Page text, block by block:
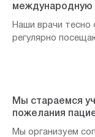
международную
Наши врачи тесно
регулярно
Мы стараемся
пожелания
Мы организуем